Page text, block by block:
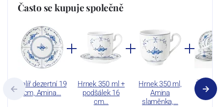
Často se kupuje společně
Talíř dezertní 19
cm, Amina…
Hrnek 350 ml +
podšálek 16
cm…
Hrnek 350 ml,
Amina
slaměnka,…
Čajová
díl.,